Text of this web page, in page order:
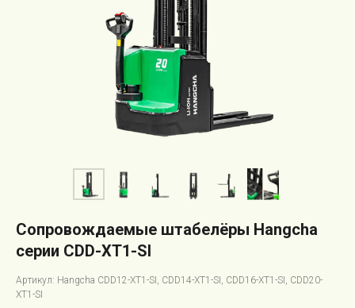
Сопровождаемые штабелёры Hangcha
серии CDD-XT1-SI
Артикул: Hangcha CDD12-XT1-SI, CDD14-XT1-SI, CDD16-XT1-SI, CDD20-
XT1-SI